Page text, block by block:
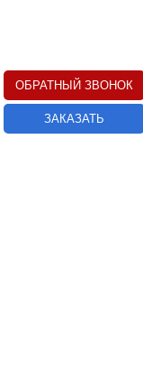
ОБРАТНЫЙ ЗВОНОК
ЗАКАЗАТЬ